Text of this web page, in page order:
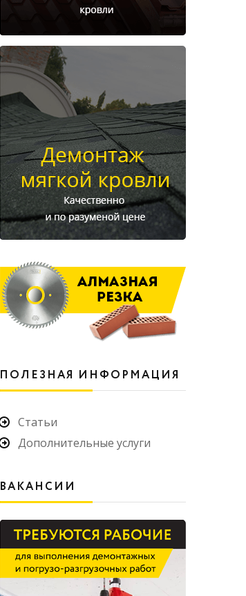
ПОЛЕЗНАЯ ИНФОРМАЦИЯ
Статьи
Дополнительные услуги
ВАКАНСИИ